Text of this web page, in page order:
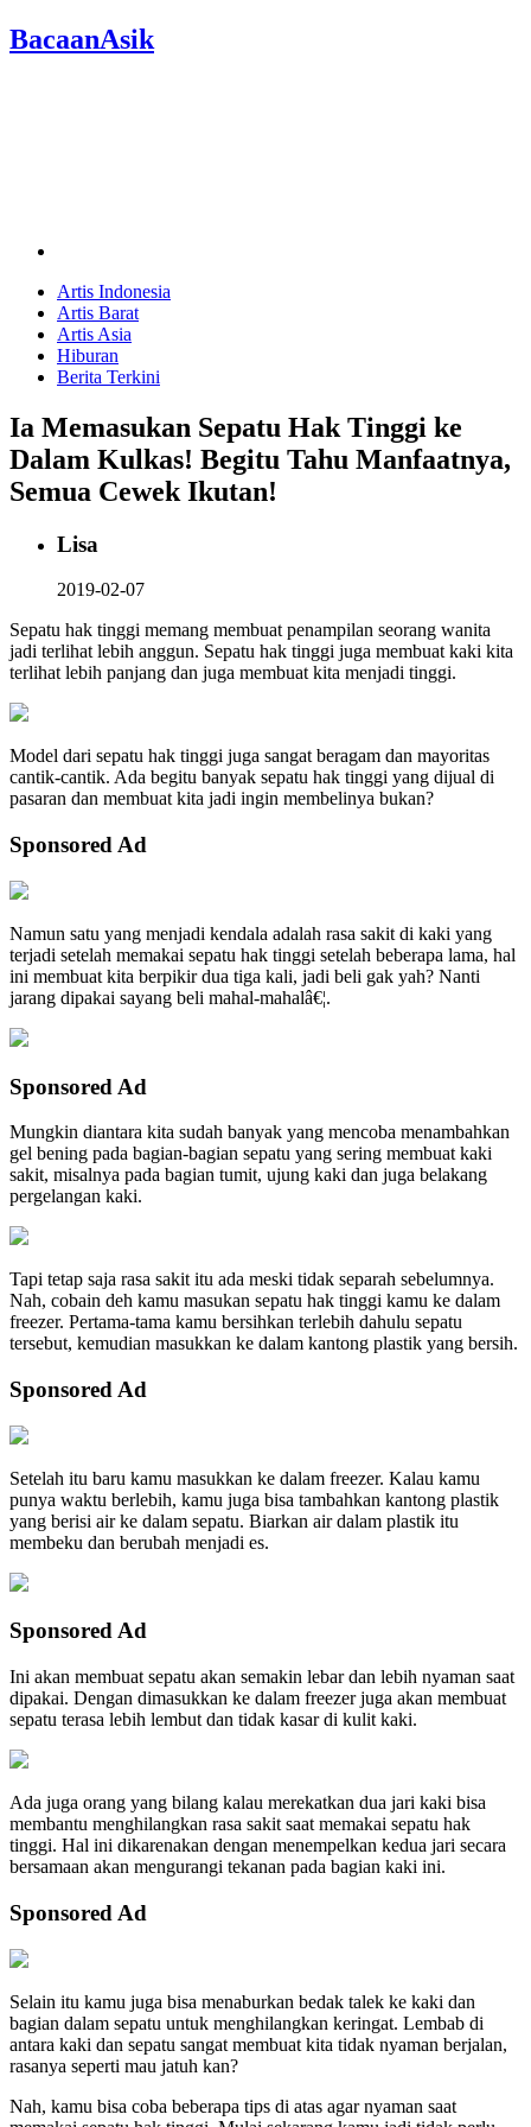
BacaanAsik
Artis Indonesia
Artis Barat
Artis Asia
Hiburan
Berita Terkini
Ia Memasukan Sepatu Hak Tinggi ke
Dalam Kulkas! Begitu Tahu Manfaatnya,
Semua Cewek Ikutan!
Lisa
2019-02-07
Sepatu hak tinggi memang membuat penampilan seorang wanita
jadi terlihat lebih anggun. Sepatu hak tinggi juga membuat kaki kita
terlihat lebih panjang dan juga membuat kita menjadi tinggi.
Model dari sepatu hak tinggi juga sangat beragam dan mayoritas
cantik-cantik. Ada begitu banyak sepatu hak tinggi yang dijual di
pasaran dan membuat kita jadi ingin membelinya bukan?
Sponsored Ad
Namun satu yang menjadi kendala adalah rasa sakit di kaki yang
terjadi setelah memakai sepatu hak tinggi setelah beberapa lama, hal
ini membuat kita berpikir dua tiga kali, jadi beli gak yah? Nanti
jarang dipakai sayang beli mahal-mahalâ€¦.
Sponsored Ad
Mungkin diantara kita sudah banyak yang mencoba menambahkan
gel bening pada bagian-bagian sepatu yang sering membuat kaki
sakit, misalnya pada bagian tumit, ujung kaki dan juga belakang
pergelangan kaki.
Tapi tetap saja rasa sakit itu ada meski tidak separah sebelumnya.
Nah, cobain deh kamu masukan sepatu hak tinggi kamu ke dalam
freezer. Pertama-tama kamu bersihkan terlebih dahulu sepatu
tersebut, kemudian masukkan ke dalam kantong plastik yang bersih.
Sponsored Ad
Setelah itu baru kamu masukkan ke dalam freezer. Kalau kamu
punya waktu berlebih, kamu juga bisa tambahkan kantong plastik
yang berisi air ke dalam sepatu. Biarkan air dalam plastik itu
membeku dan berubah menjadi es.
Sponsored Ad
Ini akan membuat sepatu akan semakin lebar dan lebih nyaman saat
dipakai. Dengan dimasukkan ke dalam freezer juga akan membuat
sepatu terasa lebih lembut dan tidak kasar di kulit kaki.
Ada juga orang yang bilang kalau merekatkan dua jari kaki bisa
membantu menghilangkan rasa sakit saat memakai sepatu hak
tinggi. Hal ini dikarenakan dengan menempelkan kedua jari secara
bersamaan akan mengurangi tekanan pada bagian kaki ini.
Sponsored Ad
Selain itu kamu juga bisa menaburkan bedak talek ke kaki dan
bagian dalam sepatu untuk menghilangkan keringat. Lembab di
antara kaki dan sepatu sangat membuat kita tidak nyaman berjalan,
rasanya seperti mau jatuh kan?
Nah, kamu bisa coba beberapa tips di atas agar nyaman saat